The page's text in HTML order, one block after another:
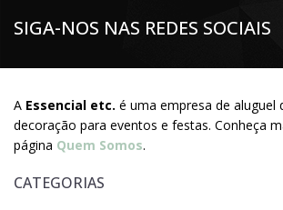
SIGA-NOS NAS REDES SOCIAIS
A Essencial etc. é uma empresa de aluguel
decoração para eventos e festas. Conheça
página Quem Somos.
CATEGORIAS